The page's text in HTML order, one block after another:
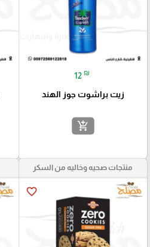
12 ₪
زيت براشوت جوز الهند
add_shopping_cart
منتجات صحيه وخاليه من السكر
favorite_border